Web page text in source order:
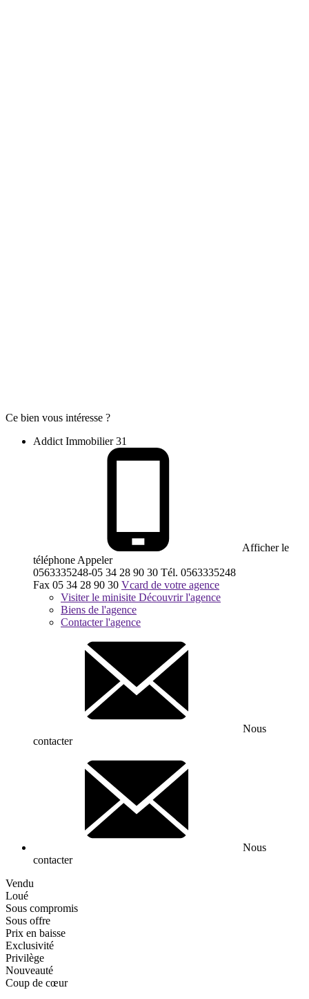
Ce bien vous intéresse ?
Addict Immobilier 31
Afficher le
téléphone Appeler
0563335248-05 34 28 90 30 Tél. 0563335248
Fax 05 34 28 90 30 Vcard de votre agence
Visiter le minisite Découvrir l'agence
Biens de l'agence
Contacter l'agence
Nous
contacter
Nous
contacter
Vendu
Loué
Sous compromis
Sous offre
Prix en baisse
Exclusivité
Privilège
Nouveauté
Coup de cœur